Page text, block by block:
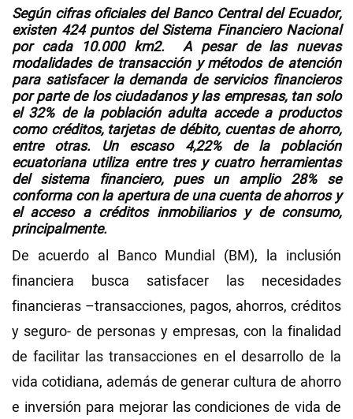
NEWSLETTERS
Según cifras oficiales del Banco Central del Ecuador,
existen 424 puntos del Sistema Financiero Nacional
por cada 10.000 km2. A pesar de las nuevas
modalidades de transacción y métodos de atención
para satisfacer la demanda de servicios financieros
por parte de los ciudadanos y las empresas, tan solo
el 32% de la población adulta accede a productos
como créditos, tarjetas de débito, cuentas de ahorro,
entre otras. Un escaso 4,22% de la población
ecuatoriana utiliza entre tres y cuatro herramientas
del sistema financiero, pues un amplio 28% se
conforma con la apertura de una cuenta de ahorros y
el acceso a créditos inmobiliarios y de consumo,
principalmente.
De acuerdo al Banco Mundial (BM), la inclusión
financiera busca satisfacer las necesidades
financieras –transacciones, pagos, ahorros, créditos
y seguro- de personas y empresas, con la finalidad
de facilitar las transacciones en el desarrollo de la
vida cotidiana, además de generar cultura de ahorro
e inversión para mejorar las condiciones de vida de